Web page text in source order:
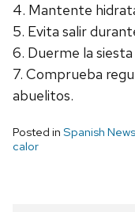
4. Mantente
5. Evita salir
6. Duerme la
7. Comprueba
abuelitos.
Posted in Spanish News
calor